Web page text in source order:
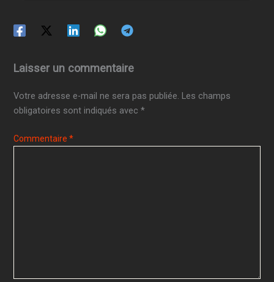
Laisser un commentaire
Votre adresse e-mail ne sera pas publiée. Les champs
obligatoires sont indiqués avec*
Commentaire*